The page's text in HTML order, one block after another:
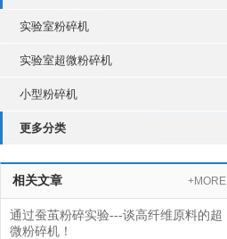
实验室粉碎机
实验室超微粉碎机
小型粉碎机
更多分类
相关文章 +MORE
通过蚕茧粉碎实验---谈高纤维原料的超
微粉碎机！